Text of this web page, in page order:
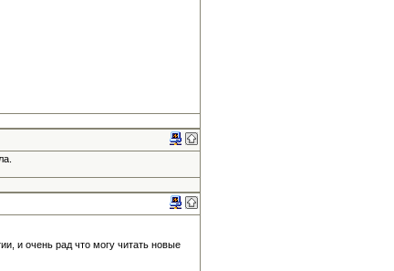
и очень рад что могу читать новые